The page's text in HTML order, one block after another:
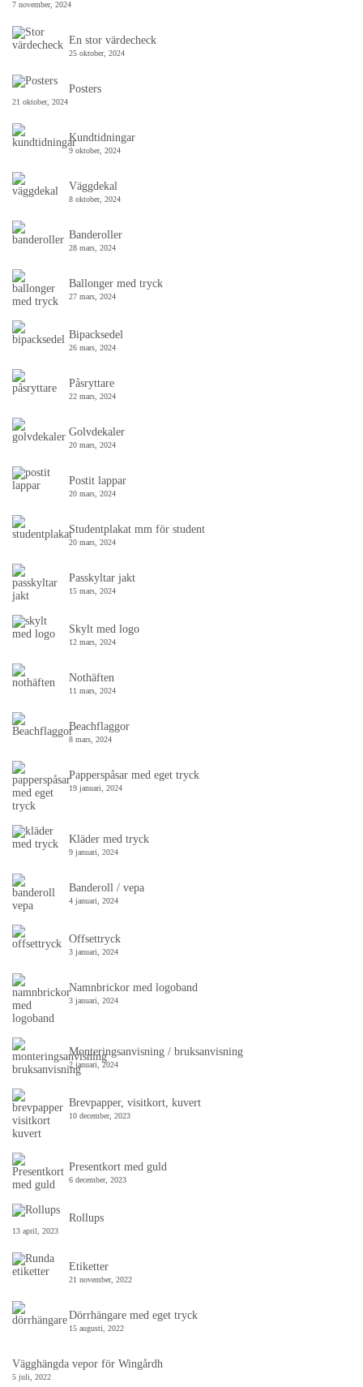
7 november, 2024
En stor värdecheck
25 oktober, 2024
Posters
21 oktober, 2024
Kundtidningar
9 oktober, 2024
Väggdekal
8 oktober, 2024
Banderoller
28 mars, 2024
Ballonger med tryck
27 mars, 2024
Bipacksedel
26 mars, 2024
Påsryttare
22 mars, 2024
Golvdekaler
20 mars, 2024
Postit lappar
20 mars, 2024
Studentplakat mm för student
20 mars, 2024
Passkyltar jakt
15 mars, 2024
Skylt med logo
12 mars, 2024
Nothäften
11 mars, 2024
Beachflaggor
8 mars, 2024
Papperspåsar med eget tryck
19 januari, 2024
Kläder med tryck
9 januari, 2024
Banderoll / vepa
4 januari, 2024
Offsettryck
3 januari, 2024
Namnbrickor med logoband
3 januari, 2024
Monteringsanvisning / bruksanvisning
2 januari, 2024
Brevpapper, visitkort, kuvert
10 december, 2023
Presentkort med guld
6 december, 2023
Rollups
13 april, 2023
Etiketter
21 november, 2022
Dörrhängare med eget tryck
15 augusti, 2022
Vägghängda vepor för Wingårdh
5 juli, 2022